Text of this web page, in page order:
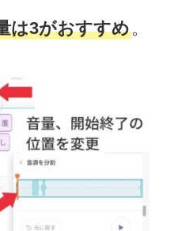
は3がおすすめ。